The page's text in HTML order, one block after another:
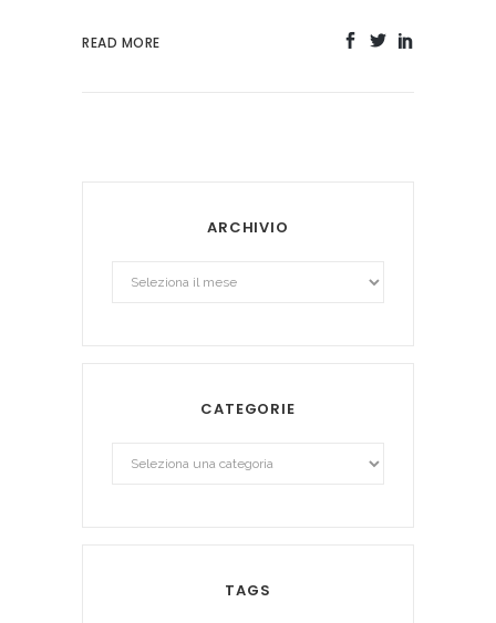
READ MORE
ARCHIVIO
CATEGORIE
TAGS